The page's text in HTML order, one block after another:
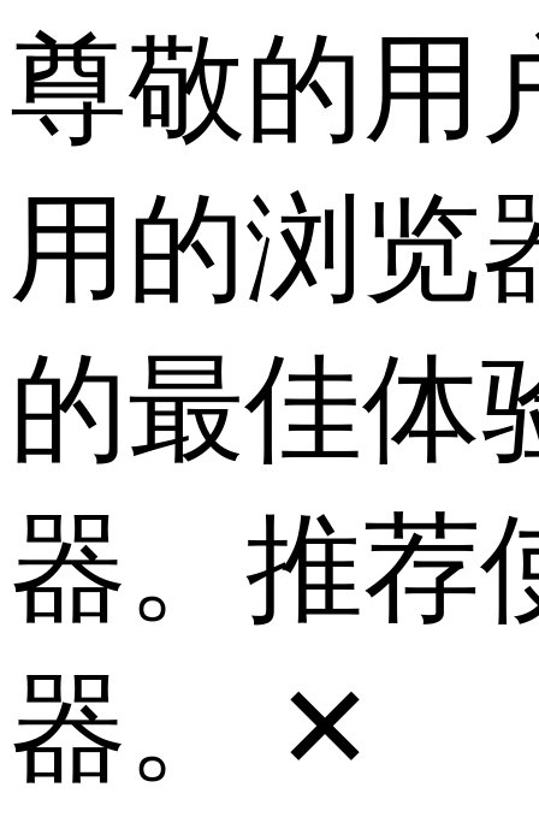
尊敬的用
用的浏览
的最佳体
器。推荐
器。
✕